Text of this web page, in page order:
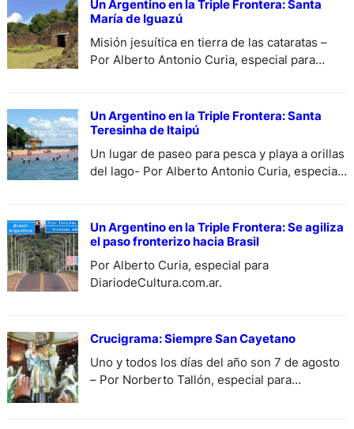
Un Argentino en la Triple Frontera: Santa
María de Iguazú
Misión jesuítica en tierra de las cataratas –
Por Alberto Antonio Curia, especial para
Un Argentino en la Triple Frontera: Santa
Teresinha de Itaipú
Un lugar de paseo para pesca y playa a orillas
del lago- Por Alberto Antonio Curia, especial
Un Argentino en la Triple Frontera: Se agiliza
el paso fronterizo hacia Brasil
Por Alberto Curia, especial para
DiariodeCultura.com.ar.
Crucigrama: Siempre San Cayetano
Uno y todos los días del año son 7 de agosto
– Por Norberto Tallón, especial para